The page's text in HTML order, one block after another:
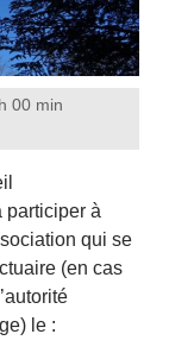
00 min
participer à
qui se
(en cas
le :